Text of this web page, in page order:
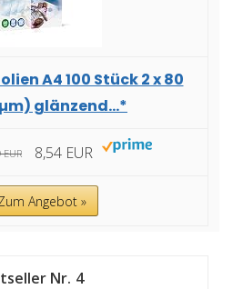
A4 100 Stück 2 x 80
glänzend...*
EUR 8,54 EUR
Angebot »
4